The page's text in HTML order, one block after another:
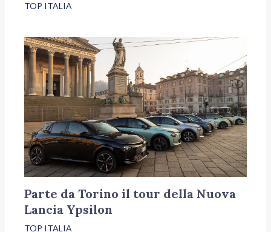
TOP ITALIA
Parte da Torino il tour della Nuova
Lancia Ypsilon
TOP ITALIA